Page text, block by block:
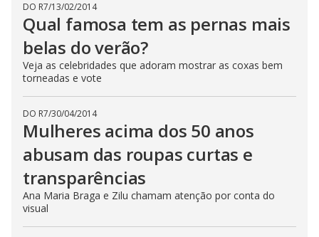
DO R7/13/02/2014
Qual famosa tem as pernas mais
belas do verão?
Veja as celebridades que adoram mostrar as coxas bem
torneadas e vote
DO R7/30/04/2014
Mulheres acima dos 50 anos
abusam das roupas curtas e
transparências
Ana Maria Braga e Zilu chamam atenção por conta do
visual